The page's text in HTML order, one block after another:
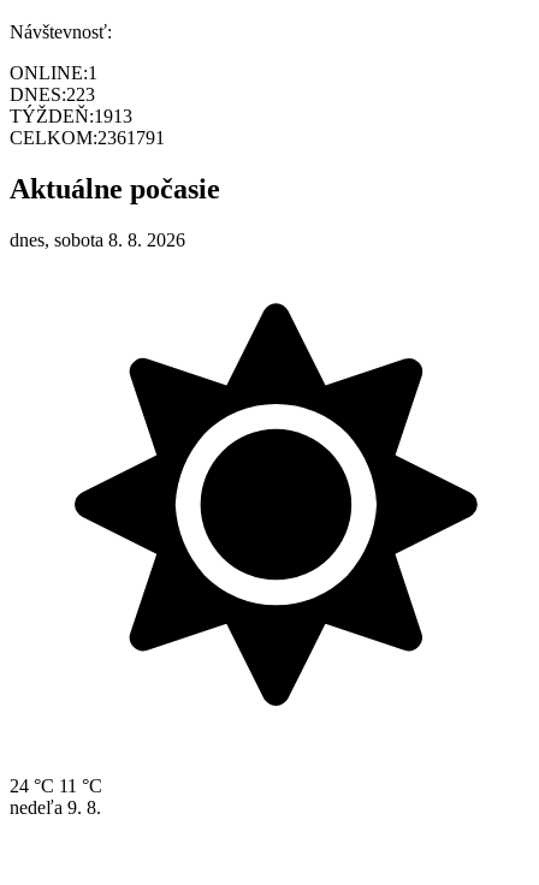
Návštevnosť:
ONLINE:1
DNES:223
TÝŽDEŇ:1913
CELKOM:2361791
Aktuálne počasie
dnes, sobota 8. 8. 2026
24 °C 11 °C
nedeľa 9. 8.